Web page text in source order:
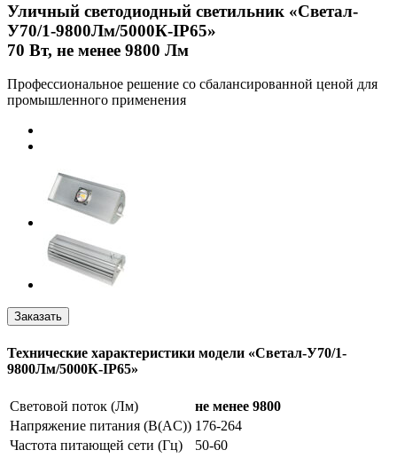
Уличный светодиодный светильник «Светал-
У70/1-9800Лм/5000К-IP65»
70 Вт, не менее 9800 Лм
Профессиональное решение со сбалансированной ценой для
промышленного применения
Технические характеристики модели «Светал-У70/1-
9800Лм/5000К-IP65»
Световой поток (Лм)
не менее 9800
Напряжение питания (В(AC)) 176-264
Частота питающей сети (Гц)
50-60